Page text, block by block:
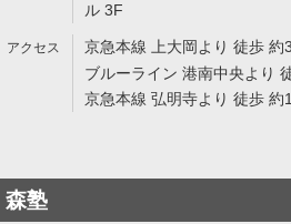
ル 3F
京急本線 上大岡より 徒歩 約
ブルーライン 港南中央より
京急本線 弘明寺より 徒歩 約
森塾